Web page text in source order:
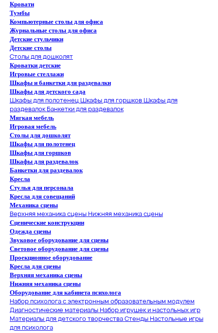
Кровати
Тумбы
Компьютерные столы для офиса
Журнальные столы для офиса
Детские стульчики
Детские столы
Столы для дошколят
Кроватки детские
Игровые стеллажи
Шкафы и банкетки для раздевалки
Шкафы для детского сада
Шкафы для полотенецШкафы для горшковШкафы для
раздевалокБанкетки для раздевалок
Мягкая мебель
Игровая мебель
Столы для дошколят
Шкафы для полотенец
Шкафы для горшков
Шкафы для раздевалок
Банкетки для раздевалок
Кресла
Стулья для персонала
Кресла для совещаний
Механика сцены
Верхняя механика сценыНижняя механика сцены
Сценические конструкции
Одежда сцены
Звуковое оборудование для сцены
Световое оборудование для сцены
Проекционное оборудование
Кресла для сцены
Верхняя механика сцены
Нижняя механика сцены
Оборудование для кабинета психолога
Набор психолога с электронным образовательным модулем
Диагностические материалыНабор игрушек и настольных игр
Материалы для детского творчестваСтендыНастольные игры
для психолога